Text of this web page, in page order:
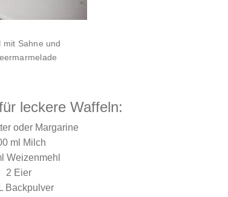
mit Sahne und
leckere Waffeln:
oder Margarine
ml Milch
Weizenmehl
2 Eier
Backpulver